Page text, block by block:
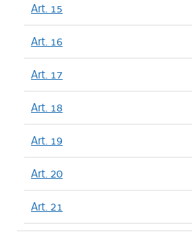
Art. 15
Art. 16
Art. 17
Art. 18
Art. 19
Art. 20
Art. 21